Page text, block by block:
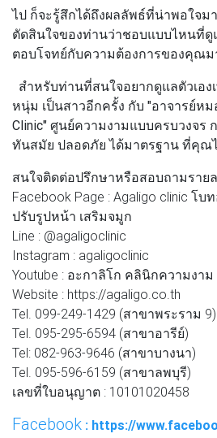
ไป ก็จะรู้สึกได้ถึงผลลัพธ์ที่น่าพอใจม
ตัดสินใจของท่านว่าชอบแบบไหนที่ดู
ตอบโจทย์กับความต้องการของคุณม
สำหรับท่านที่สนใจอยากดูแลตัวเอง
หนุ่ม เป็นสาวอีกครั้ง กับ "อาจารย์ห
Clinic" ศูนย์ความงามแบบครบวงจร
ทันสมัย ปลอดภัย ได้มาตรฐาน ที่คุณ
สนใจติดต่อปรึกษาหรือสอบถามรายล
Facebook Page : Agaligo clinic โบ
ปรับรูปหน้า เสริมจมูก
Line : @agaligoclinic
Instagram : agaligoclinic
Youtube : อะกาลิโก คลินิกความงาม
Website : https://agaligo.co.th
Tel. 099-249-1429 (สาขาพระราม 9)
Tel. 095-295-6594 (สาขาอารีย์)
Tel: 082-963-9646 (สาขาบางนา)
Tel. 095-596-6159 (สาขาลพบุรี)
เลขที่ใบอนุญาต : 10101020458
Facebook : https://